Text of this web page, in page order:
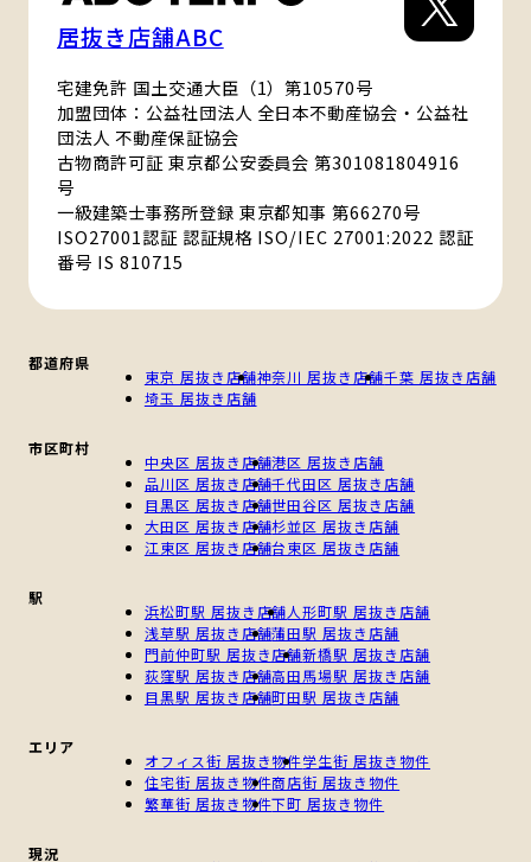
居抜き店舗ABC
宅建免許 国土交通大臣（1）第10570号
加盟団体：公益社団法人 全日本不動産協会・公益社
団法人 不動産保証協会
古物商許可証 東京都公安委員会 第301081804916
号
一級建築士事務所登録 東京都知事 第66270号
ISO27001認証 認証規格 ISO/IEC 27001:2022 認証
番号 IS 810715
都道府県
東京 居抜き店舗神奈川 居抜き店舗千葉 居抜き店舗
埼玉 居抜き店舗
市区町村
中央区 居抜き店舗港区 居抜き店舗
品川区 居抜き店舗千代田区 居抜き店舗
目黒区 居抜き店舗世田谷区 居抜き店舗
大田区 居抜き店舗杉並区 居抜き店舗
江東区 居抜き店舗台東区 居抜き店舗
駅
浜松町駅 居抜き店舗人形町駅 居抜き店舗
浅草駅 居抜き店舗蒲田駅 居抜き店舗
門前仲町駅 居抜き店舗新橋駅 居抜き店舗
荻窪駅 居抜き店舗高田馬場駅 居抜き店舗
目黒駅 居抜き店舗町田駅 居抜き店舗
エリア
オフィス街 居抜き物件学生街 居抜き物件
住宅街 居抜き物件商店街 居抜き物件
繁華街 居抜き物件下町 居抜き物件
現況